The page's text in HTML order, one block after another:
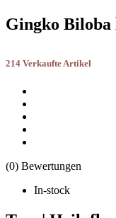
Gingko Biloba
214 Verkaufte Artikel
(0) Bewertungen
In-stock